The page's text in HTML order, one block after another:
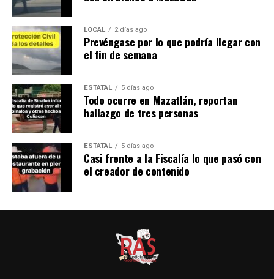
LOCAL 2 días ago
Prevéngase por lo que podría llegar con
el fin de semana
ESTATAL 5 días ago
Todo ocurre en Mazatlán, reportan
hallazgo de tres personas
ESTATAL 5 días ago
Casi frente a la Fiscalía lo que pasó con
el creador de contenido